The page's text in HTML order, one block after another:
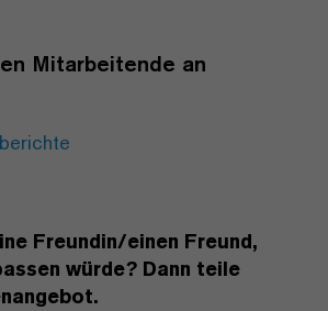
Mitarbeitende an
Freundin/einen Freund,
würde? Dann teile